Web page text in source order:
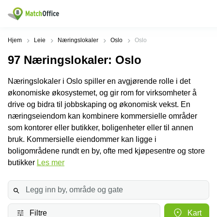
Leie/utleie
Produktsider
Kontor
Kontorfellesskap
Kontorhoteller
kontor
Lager
Populære
Næringslokaler
til leie Oslo
Kontorhotell
Oslo
Coworking
Oslo
Oslo
Leie
møterom
Populære
Innspurten
11 Oslo
Hoffsveien
1 Oslo
Henrik
Ibsens
gate
Nedre
Slottsgate
4m Oslo
Hjelp
Om oss
Opprett annonse
Pris
Logg inn
Hjem Leie Næringslokaler Oslo Oslo
97 Næringslokaler: Oslo
Næringslokaler i Oslo spiller en avgjørende rolle i det
økonomiske økosystemet, og gir rom for virksomheter å
drive og bidra til jobbskaping og økonomisk vekst. En
næringseiendom kan kombinere kommersielle områder
som kontorer eller butikker, boligenheter eller til annen
bruk. Kommersielle eiendommer kan ligge i
boligområdene rundt en by, ofte med kjøpesentre og store
butikker Les mer
Filtre Kart